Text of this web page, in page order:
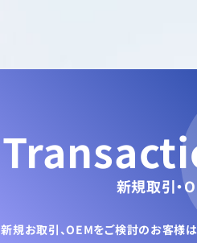
新規取引・
新規お取引、OEMをご検討のお客様は